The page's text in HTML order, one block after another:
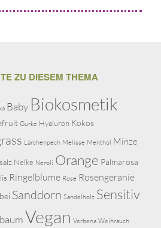
ZU DIESEM THEMA
Baby Biokosmetik
Gurke Hyaluron Kokos
Lärchenpech Melisse Menthol Minze
Nelke Neroli Orange Palmarosa
Ringelblume Rose Rosengeranie
Sanddorn Sandelholz Sensitiv
Vegan Verbena Weihrauch